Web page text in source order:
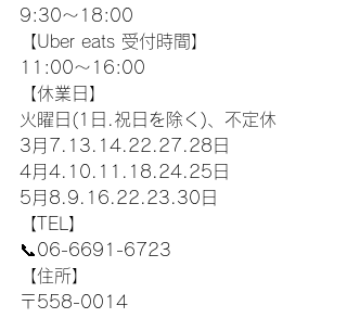
9:30〜18:00
【Uber eats 受付時間】
11:00〜16:00
【休業日】
火曜日(1日.祝日を除く)、不定休
3月7.13.14.22.27.28日
4月4.10.11.18.24.25日
5月8.9.16.22.23.30日
【TEL】
📞06-6691-6723
【住所】
〒558-0014